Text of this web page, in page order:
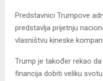
Predstavnici Trumpove
predstavlja prijetnju
vlasništvu kineske
Trump je također rekao
financija dobiti veliku